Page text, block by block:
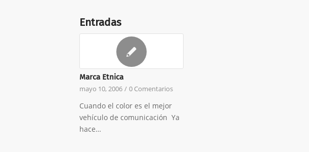
Entradas
Marca Etnica
mayo 10, 2006 / 0 Comentarios
Cuando el color es el mejor
vehículo de comunicación Ya
hace…